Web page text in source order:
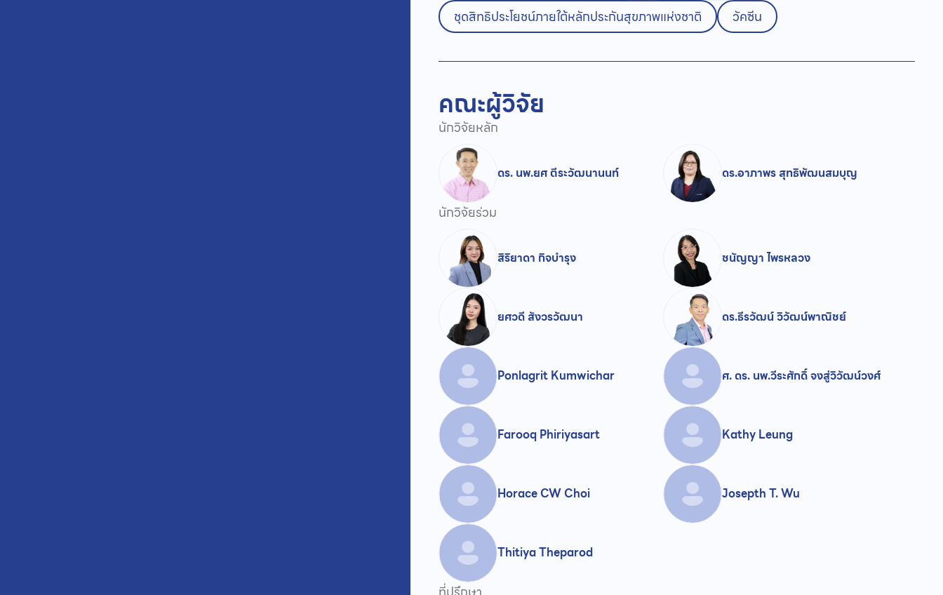
ชุดสิทธิประโยชน์ภายใต้หลักประกันสุขภาพแห่งชาติ
วัคซีน
คณะผู้วิจัย
นักวิจัยหลัก
ดร. นพ.ยศ ตีระวัฒนานนท์ ดร.อาภาพร สุทธิพัฒนสมบุญ
นักวิจัยร่วม
สิริยาดา กิจบำรุง ชนัญญา ไพรหลวง
ยศวดี สังวรวัฒนา ดร.ธีรวัฒน์ วิวัฒน์พาณิชย์
Ponlagrit Kumwichar ศ. ดร. นพ.วีระศักดิ์ จงสู่วิวัฒน์วงศ์
Farooq Phiriyasart Kathy Leung
Horace CW Choi Josepth T. Wu
Thitiya Theparod